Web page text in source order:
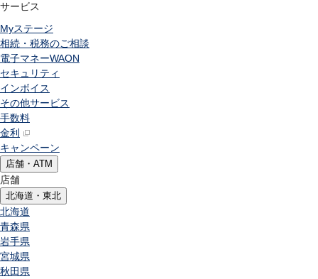
サービス
Myステージ
相続・税務のご相談
電子マネーWAON
セキュリティ
インボイス
その他サービス
手数料
金利
キャンペーン
店舗・ATM
店舗
北海道・東北
北海道
青森県
岩手県
宮城県
秋田県